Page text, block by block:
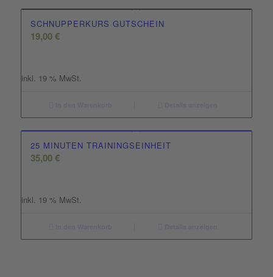
SCHNUPPERKURS GUTSCHEIN
19,00€
inkl. 19 % MwSt.
25 MINUTEN TRAININGSEINHEIT
35,00€
inkl. 19 % MwSt.